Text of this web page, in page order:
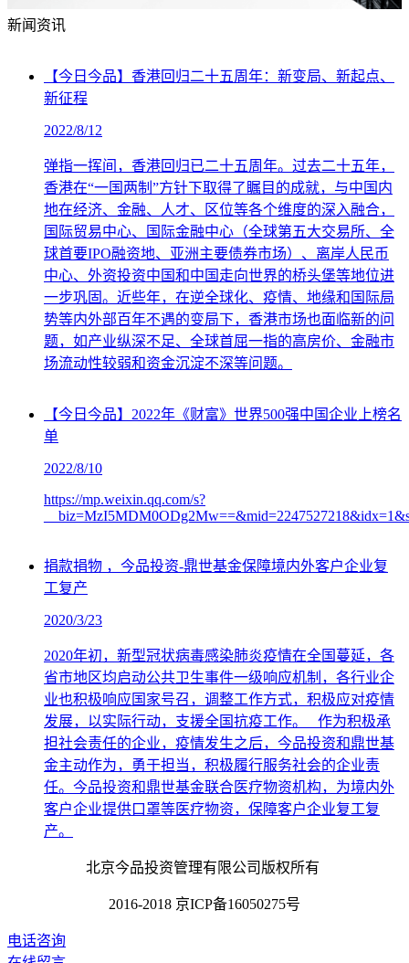
新闻资讯
【今日今品】香港回归二十五周年：新变局、新起点、
新征程
2022/8/12
弹指一挥间，香港回归已二十五周年。过去二十五年，
香港在“一国两制”方针下取得了瞩目的成就，与中国内
地在经济、金融、人才、区位等各个维度的深入融合，
国际贸易中心、国际金融中心（全球第五大交易所、全
球首要IPO融资地、亚洲主要债券市场）、离岸人民币
中心、外资投资中国和中国走向世界的桥头堡等地位进
一步巩固。近些年，在逆全球化、疫情、地缘和国际局
势等内外部百年不遇的变局下，香港市场也面临新的问
题，如产业纵深不足、全球首屈一指的高房价、金融市
场流动性较弱和资金沉淀不深等问题。
【今日今品】2022年《财富》世界500强中国企业上榜名
单
2022/8/10
https://mp.weixin.qq.com/s?
捐款捐物 ，今品投资-鼎世基金保障境内外客户企业复
工复产
2020/3/23
2020年初，新型冠状病毒感染肺炎疫情在全国蔓延，各
省市地区均启动公共卫生事件一级响应机制，各行业企
业也积极响应国家号召，调整工作方式，积极应对疫情
发展，以实际行动，支援全国抗疫工作。 作为积极承
担社会责任的企业，疫情发生之后，今品投资和鼎世基
金主动作为，勇于担当，积极履行服务社会的企业责
任。今品投资和鼎世基金联合医疗物资机构，为境内外
客户企业提供口罩等医疗物资，保障客户企业复工复
产。
北京今品投资管理有限公司版权所有
2016-2018 京ICP备16050275号
电话咨询